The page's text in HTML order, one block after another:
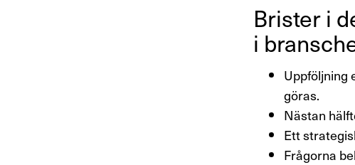
Brister i
i
Uppföljning
göras.
Nästan
Ett
Frågorna